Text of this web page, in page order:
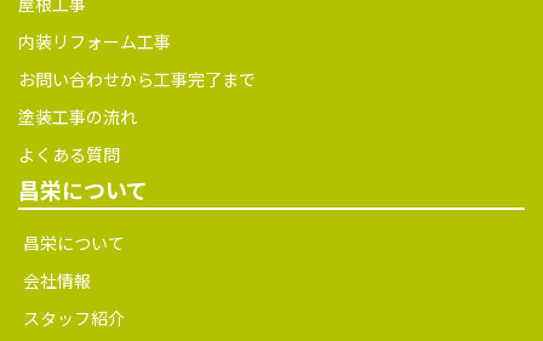
内装リフォーム工事
お問い合わせから工事完了まで
塗装工事の流れ
よくある質問
昌栄について
昌栄について
会社情報
スタッフ紹介